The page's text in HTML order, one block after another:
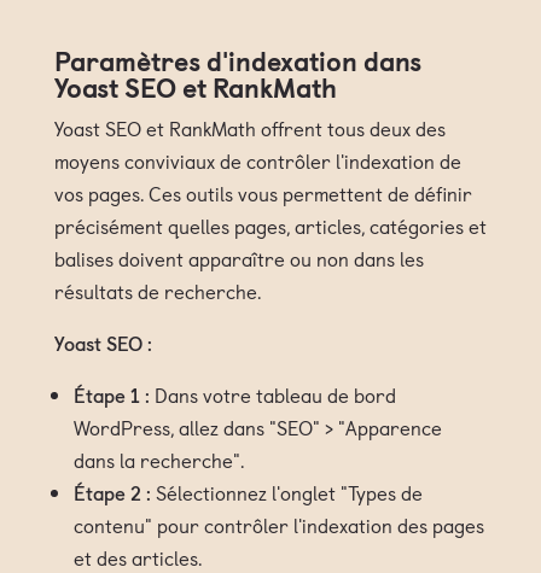
Paramètres d'indexation dans
Yoast SEO et RankMath
Yoast SEO et RankMath offrent tous deux des
moyens conviviaux de contrôler l'indexation de
vos pages. Ces outils vous permettent de définir
précisément quelles pages, articles, catégories et
balises doivent apparaître ou non dans les
résultats de recherche.
Yoast SEO :
Étape 1 : Dans votre tableau de bord
WordPress, allez dans "SEO" > "Apparence
dans la recherche".
Étape 2 : Sélectionnez l'onglet "Types de
contenu" pour contrôler l'indexation des pages
et des articles.